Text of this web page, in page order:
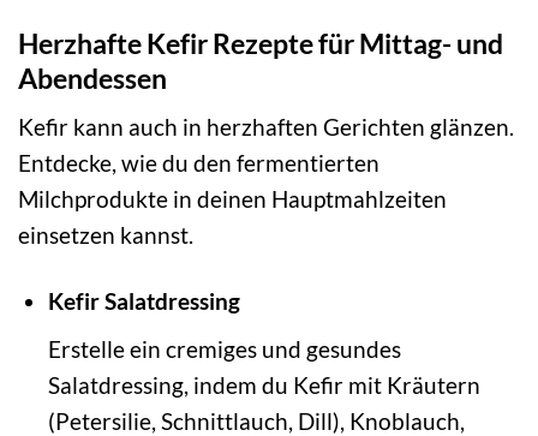
Herzhafte Kefir Rezepte für Mittag- und
Abendessen
Kefir kann auch in herzhaften Gerichten glänzen.
Entdecke, wie du den fermentierten
Milchprodukte in deinen Hauptmahlzeiten
einsetzen kannst.
Kefir Salatdressing
Erstelle ein cremiges und gesundes
Salatdressing, indem du Kefir mit Kräutern
(Petersilie, Schnittlauch, Dill), Knoblauch,